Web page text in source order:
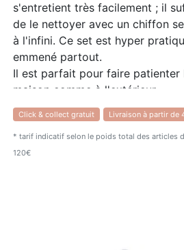
s'entretient très facilement ; il
de le nettoyer avec un chiffon
à l'infini. Ce set est hyper
emmené partout.
Il est parfait pour faire patienter
maison comme à l'extérieur.
Il est livré avec 3 feutres
enfants dès 3 ans.
Click & collect gratuit Livraison à partir de
* tarif indicatif selon le poids total des articles
120€